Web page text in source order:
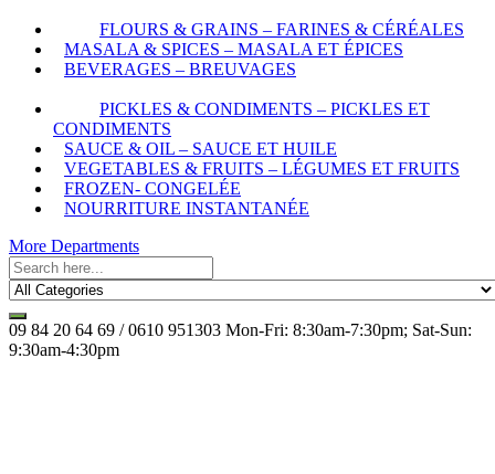
FLOURS & GRAINS – FARINES & CÉRÉALES
MASALA & SPICES – MASALA ET ÉPICES
BEVERAGES – BREUVAGES
PICKLES & CONDIMENTS – PICKLES ET
CONDIMENTS
SAUCE & OIL – SAUCE ET HUILE
VEGETABLES & FRUITS – LÉGUMES ET FRUITS
FROZEN- CONGELÉE
NOURRITURE INSTANTANÉE
More Departments
09 84 20 64 69 / 0610 951303 Mon-Fri: 8:30am-7:30pm; Sat-Sun:
9:30am-4:30pm